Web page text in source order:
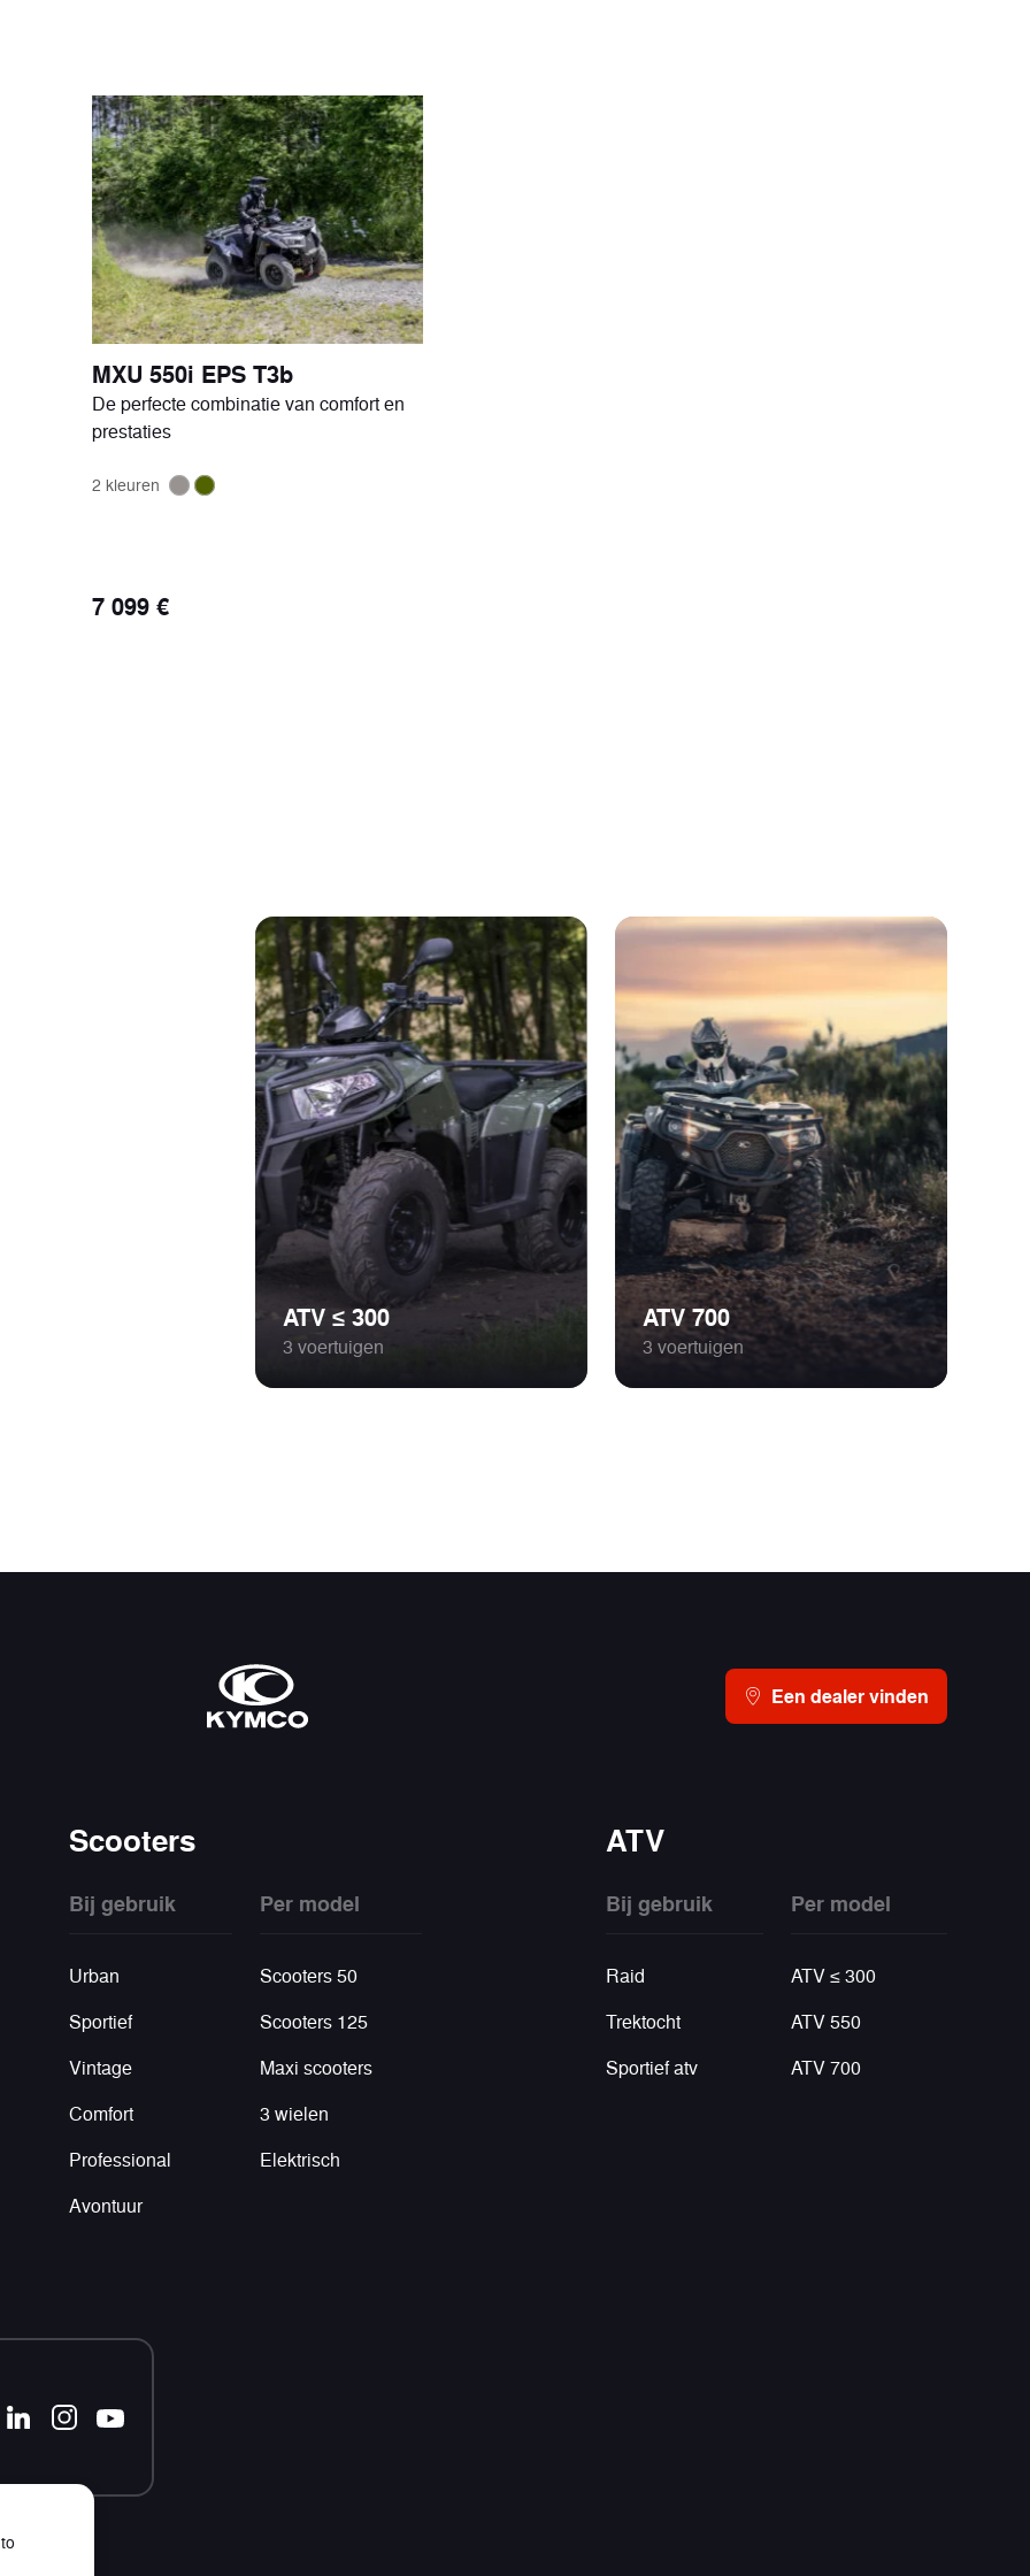
MXU 550i EPS T3b
De perfecte combinatie van comfort en
prestaties
2 kleuren
7 099 €
ATV ≤ 300
3 voertuigen
ATV 700
3 voertuigen
Een dealer vinden
Scooters
Bij gebruik
Urban
Sportief
Vintage
Comfort
Professional
Avontuur
Per model
Scooters 50
Scooters 125
Maxi scooters
3 wielen
Elektrisch
ATV
Bij gebruik
Raid
Trektocht
Sportief atv
Per model
ATV ≤ 300
ATV 550
ATV 700